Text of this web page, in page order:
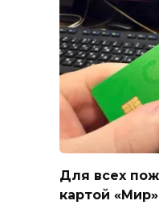
Для всех
картой